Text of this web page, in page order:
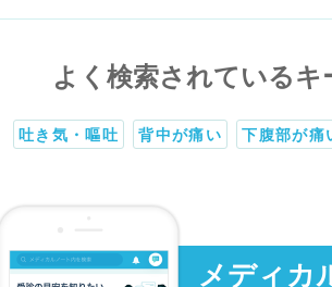
よく検索されているキ
吐き気・嘔吐 背中が痛い 下腹部が痛
メディカ